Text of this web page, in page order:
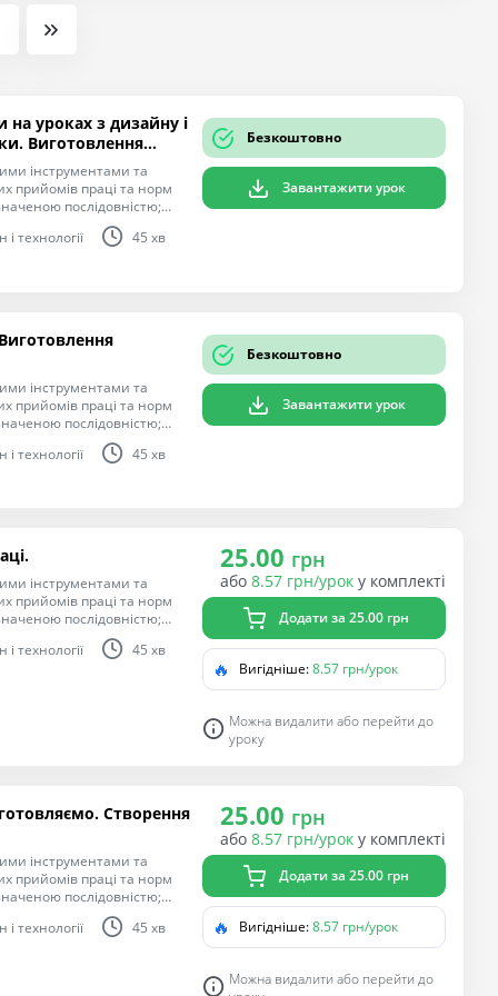
на уроках з дизайну і
Виготовлення
інструментами та
прийомів праці та норм
послідовністю;
деталі на матеріалі
послідовності
за їх
із зображеннями для
технології 45 хв
Безкоштовно
Завантажити урок
інструментами та
прийомів праці та норм
послідовністю;
на матеріалі за
послідовності
властивостями; читання
виготовлення
технології 45 хв
Безкоштовно
Завантажити урок
інструментами та
прийомів праці та норм
послідовністю;
деталі на матеріалі
послідовності
технології 45 хв
25.00 грн
або 8.57 грн/урок у комплекті
Додати за 25.00 грн
🔥 Вигідніше:8.57 грн/урок
Можна видалити або перейти до
уроку
Створення
інструментами та
прийомів праці та норм
послідовністю;
деталі на матеріалі
послідовності
технології 45 хв
25.00 грн
або 8.57 грн/урок у комплекті
Додати за 25.00 грн
🔥 Вигідніше:8.57 грн/урок
Можна видалити або перейти до